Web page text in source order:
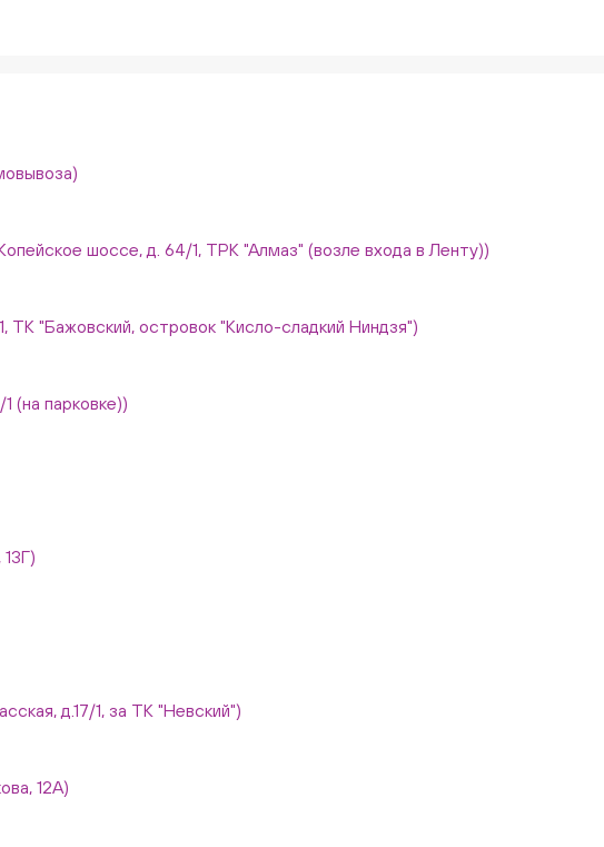
шоссе, д. 64/1, ТРК "Алмаз" (возле входа в Ленту))
ТК "Бажовский, островок "Кисло-сладкий Ниндзя")
(на парковке))
д.17/1, за ТК "Невский")
12А)